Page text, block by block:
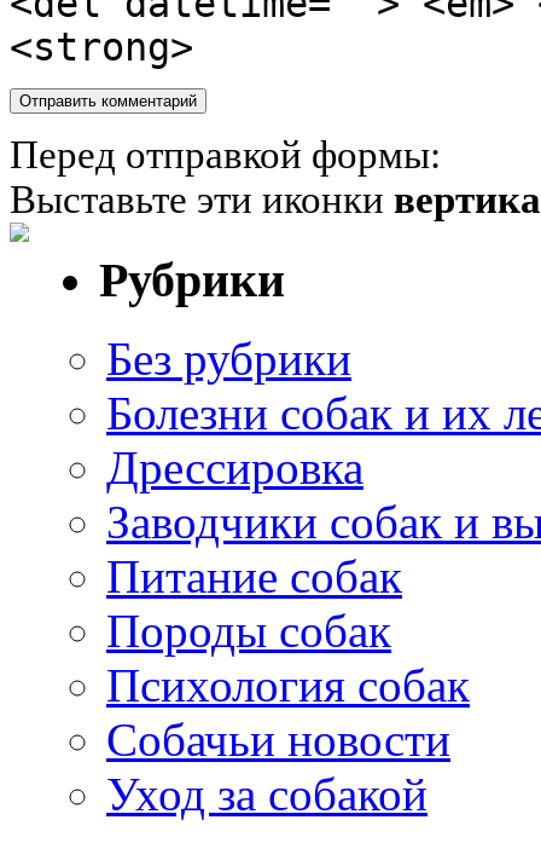
<strong>
Перед отправкой формы:
Выставьте эти иконки
Рубрики
Без рубрики
Болезни собак и их
Дрессировка
Заводчики собак и
Питание собак
Породы собак
Психология собак
Собачьи новости
Уход за собакой